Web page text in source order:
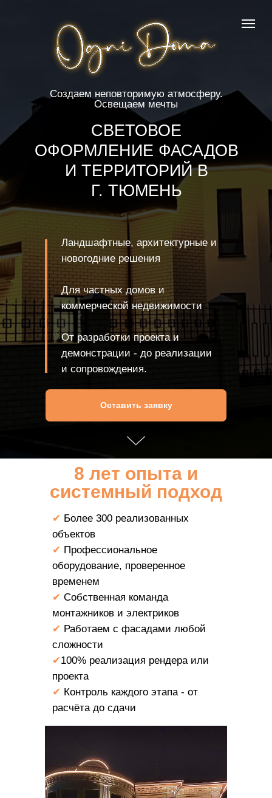
СВЕТОВОЕ
ОФОРМЛЕНИЕ ФАСАДОВ
И ТЕРРИТОРИЙ В
Г. ТЮМЕНЬ
Создаем неповторимую атмосферу.
Освещаем мечты
Ландшафтные, архитектурные и
новогодние решения
Для частных домов и
коммерческой недвижимости
От разработки проекта и
демонстрации - до реализации
и сопровождения.
Оставить заявку
✔ Более 300 реализованных
объектов
✔ Профессиональное
оборудование, проверенное
временем
✔ Собственная команда
монтажников и электриков
✔ Работаем с фасадами любой
сложности
✔100% реализация рендера или
проекта
✔ Контроль каждого этапа - от
расчёта до сдачи
8 лет опыта и
системный подход